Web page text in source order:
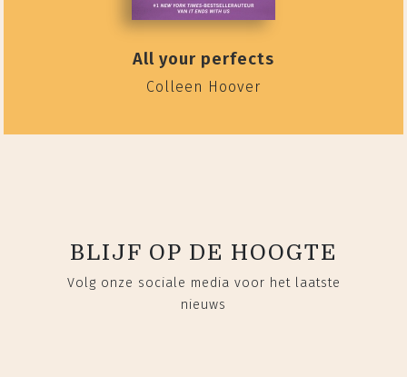
All your perfects
Colleen Hoover
BLIJF OP DE HOOGTE
Volg onze sociale media voor het laatste
nieuws